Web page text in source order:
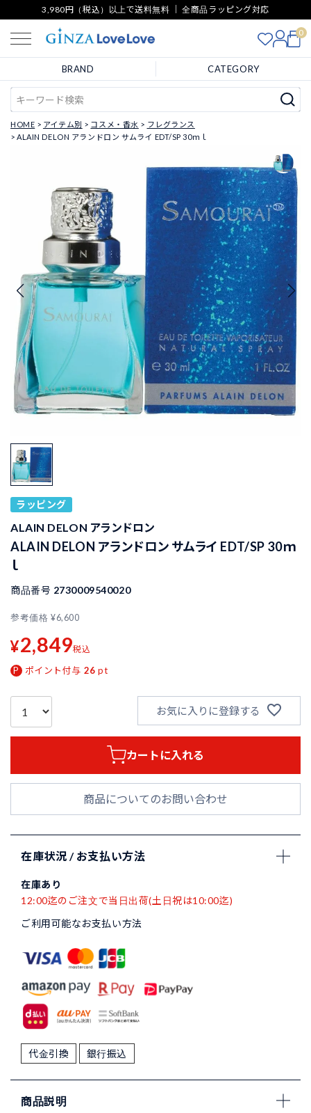
3,980円（税込）以上で送料無料 ｜ 全商品ラッピング対応
0
BRAND CATEGORY
HOME アイテム別 コスメ・香水
フレグランス
ALAIN DELON アランドロン サムライ EDT/SP 30ｍｌ
ラッピング
ALAIN DELON アランドロン
ALAIN DELON アランドロン サムライ EDT/SP 30ｍ
ｌ
商品番号 2730009540020
参考価格 ¥6,600
¥2,849税込
ポイント付与 26 pt
お気に入りに登録する
カートに入れる
商品についてのお問い合わせ
在庫状況 / お支払い方法
在庫あり
12:00迄のご注文で当日出荷(土日祝は10:00迄)
ご利用可能なお支払い方法
代金引換 銀行振込
商品説明